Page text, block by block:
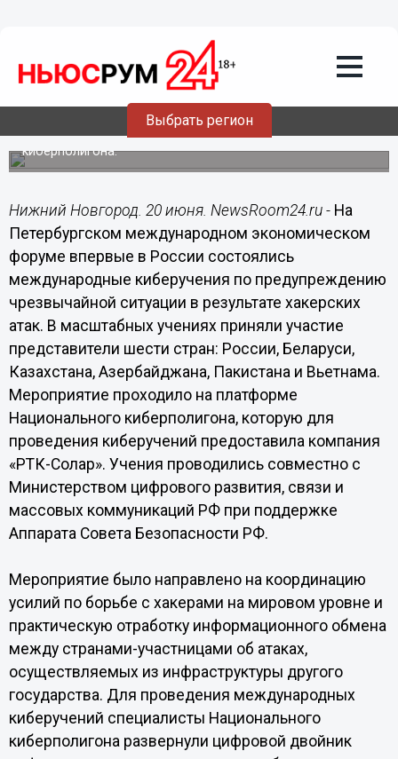
Выбрать регион
20.06.202210:30
В России впервые прошли
международные киберучения
Мероприятие проходило на платформе Национального
киберполигона.
Нижний Новгород. 20 июня. NewsRoom24.ru - На
Петербургском международном экономическом
форуме впервые в России состоялись
международные киберучения по предупреждению
чрезвычайной ситуации в результате хакерских
атак. В масштабных учениях приняли участие
представители шести стран: России, Беларуси,
Казахстана, Азербайджана, Пакистана и Вьетнама.
Мероприятие проходило на платформе
Национального киберполигона, которую для
проведения киберучений предоставила компания
«РТК-Солар». Учения проводились совместно с
Министерством цифрового развития, связи и
массовых коммуникаций РФ при поддержке
Аппарата Совета Безопасности РФ.
Мероприятие было направлено на координацию
усилий по борьбе с хакерами на мировом уровне и
практическую отработку информационного обмена
между странами-участницами об атаках,
осуществляемых из инфраструктуры другого
государства. Для проведения международных
киберучений специалисты Национального
киберполигона развернули цифровой двойник